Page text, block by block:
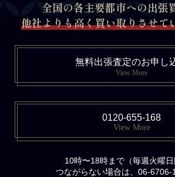
全国の各主要都市への出張
他社よりも高く買い取りさせて
無料出張査定のお申し
View More
0120-655-168
View More
10時〜18時まで（毎週火曜日
つながらない場合は、06-6706-